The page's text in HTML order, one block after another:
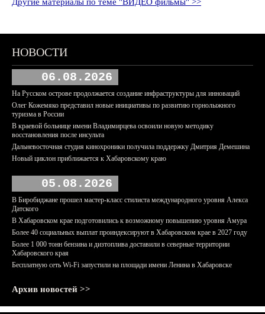
НОВОСТИ
06.08.2026
На Русском острове продолжается создание инфраструктуры для инноваций
Олег Кожемяко представил новые инициативы по развитию горнолыжного
туризма в России
В краевой больнице имени Владимирцева освоили новую методику
восстановления после инсульта
Дальневосточная студия кинохроники получила поддержку Дмитрия Демешина
Новый циклон приближается к Хабаровскому краю
05.08.2026
В Биробиджане прошел мастер-класс стилиста международного уровня Алекса
Датского
В Хабаровском крае подготовились к возможному повышению уровня Амура
Более 40 социальных выплат проиндексируют в Хабаровском крае в 2027 году
Более 1 000 тонн бензина и дизтоплива доставили в северные территории
Хабаровского края
Бесплатную сеть Wi-Fi запустили на площади имени Ленина в Хабаровске
Архив новостей >>